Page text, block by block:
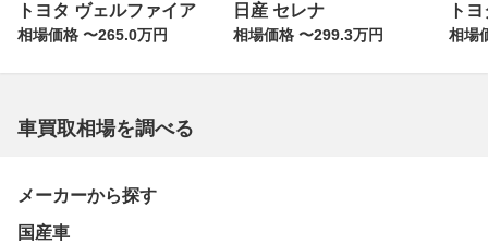
トヨタ ヴェルファイア
相場価格 〜265.0万円
日産 セレナ
相場価格 〜299.3万円
ト
相場
車買取相場を調べる
メーカーから探す
国産車